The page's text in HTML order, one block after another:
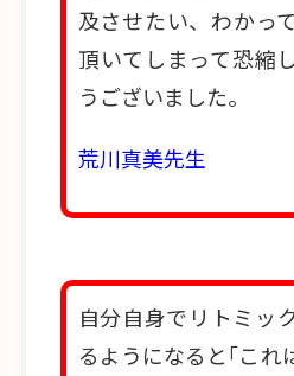
及させたい、わかっ
頂いてしまって恐縮
うございました。
荒川真美先生
自分自身でリトミッ
るようになると｢これ